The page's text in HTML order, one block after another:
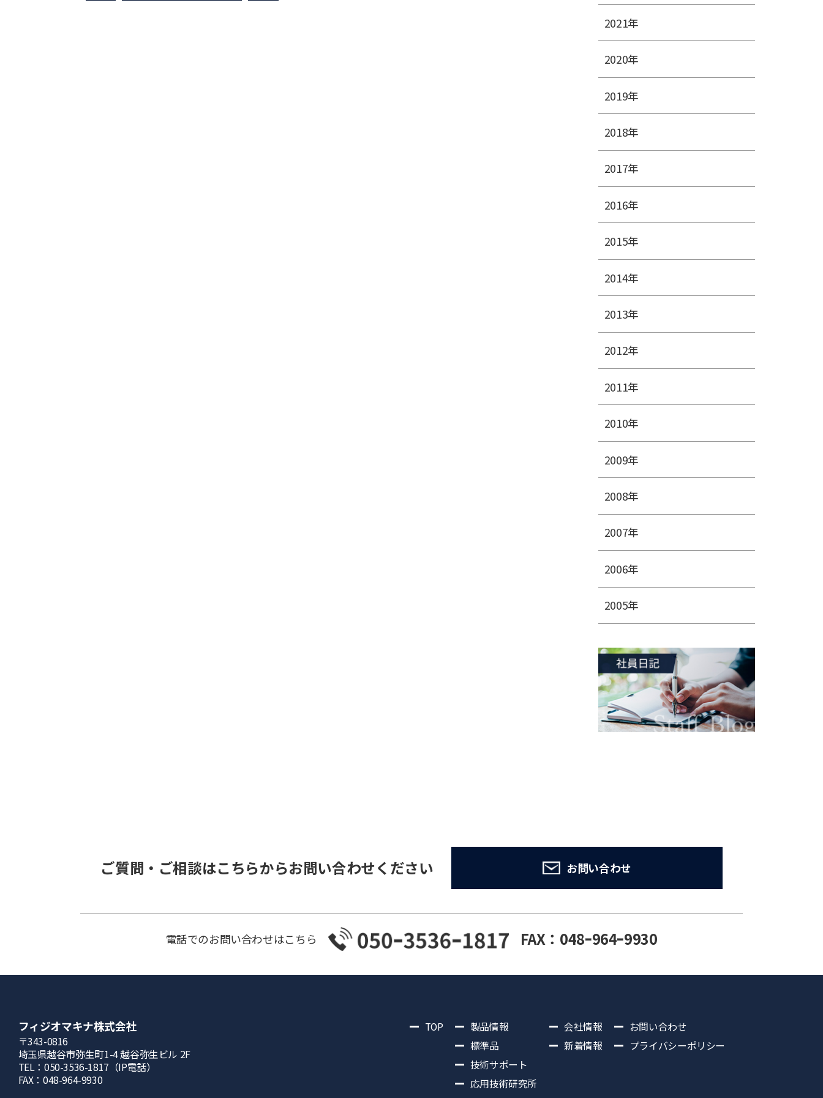
2021年
2020年
2019年
2018年
2017年
2016年
2015年
2014年
2013年
2012年
2011年
2010年
2009年
2008年
2007年
2006年
2005年
ご質問・ご相談はこちらからお問い合わせください お問い合わせ
電話でのお問い合わせはこちら FAX：048ｰ964ｰ9930
フィジオマキナ株式会社
〒343-0816
埼⽟県越⾕市弥⽣町1-4 越⾕弥⽣ビル 2F
TEL：050-3536-1817（IP電話）
FAX：048-964-9930
TOP
製品情報
標準品
技術サポート
応用技術研究所
会社情報
新着情報
お問い合わせ
プライバシーポリシー